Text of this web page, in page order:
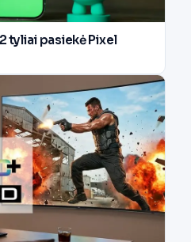
tyliai pasiekė Pixel